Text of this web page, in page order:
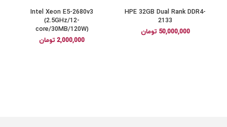
HPE 32GB Dual Rank DDR4-
2133
50,000,000 تومان
Intel Xeon E5-2680v3
(2.5GHz/12-
core/30MB/120W)
2,000,000 تومان